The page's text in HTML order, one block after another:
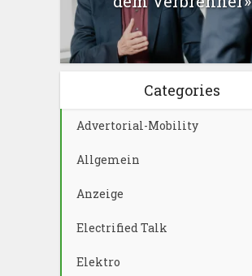
Categories
Advertorial-Mobility
Allgemein
Anzeige
Electrified Talk
Elektro